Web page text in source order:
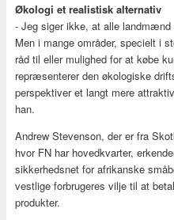
Økologi et realistisk alternativ
- Jeg siger ikke, at alle
Men i mange områder, specielt i
råd til eller mulighed for at købe
repræsenterer den økologiske
perspektiver et langt mere
han.
Andrew Stevenson, der er fra
hvor FN har hovedkvarter,
sikkerhedsnet for afrikanske
vestlige forbrugeres vilje til at
produkter.